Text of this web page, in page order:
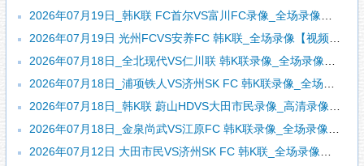
2026年07月19日_韩K联 FC首尔VS富川FC录像_全场录像【视频集锦】
2026年07月19日 光州FCVS安养FC 韩K联_全场录像【视频集锦】
2026年07月18日_全北现代VS仁川联 韩K联录像_全场录像【高清回放】
2026年07月18日_浦项铁人VS济州SK FC 韩K联录像_全场录像【高清回放】
2026年07月18日_韩K联 蔚山HDVS大田市民录像_高清录像【全场回放】
2026年07月18日_金泉尚武VS江原FC 韩K联录像_全场录像【视频集锦】
2026年07月12日 大田市民VS济州SK FC 韩K联_全场录像【全场回放】